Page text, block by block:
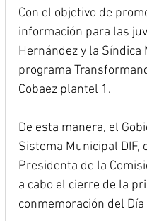
Con el objetivo de
información para las
Hernández y la
programa
Cobaez plantel 1.
De esta manera, el
Sistema Municipal
Presidenta de la
a cabo el cierre de la
conmemoración del